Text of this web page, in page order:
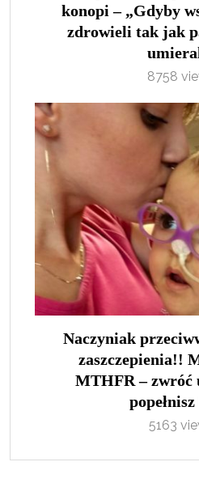
konopi – „Gdyby
zdrowieli tak jak
8758
Naczyniak
zaszczepienia!!
MTHFR – zwróć
popełnisz
5163